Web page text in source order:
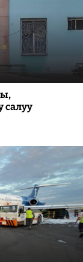
салуу